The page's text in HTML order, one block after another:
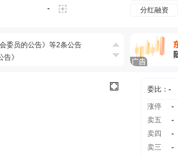
-
分红融资
委员的公告》等2条公告
》
况鉴证报告》等18条公告
别持有的藤仓烽火40%、20%股权。本次收购完成后,公司将持有藤仓烽火100%股权。
委比： -
涨停 -
卖五
-
卖四
-
卖三
-